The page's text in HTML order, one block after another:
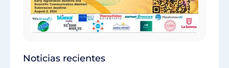
Noticias recientes